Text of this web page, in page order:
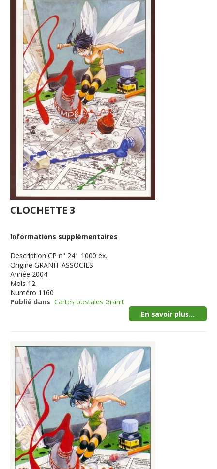
CLOCHETTE 3
Informations supplémentaires
Description CP n° 241 1000 ex.
Origine GRANIT ASSOCIES
Année 2004
Mois 12
Numéro 1160
Publié dans Cartes postales Granit
En savoir plus...